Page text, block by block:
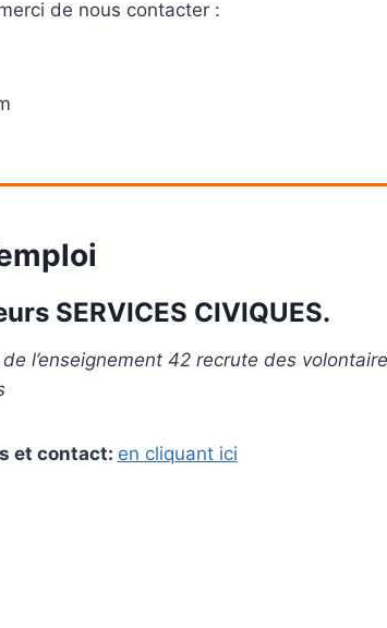
de nous contacter :
SERVICES CIVIQUES.
l’enseignement 42 recrute des
et contact: en cliquant ici